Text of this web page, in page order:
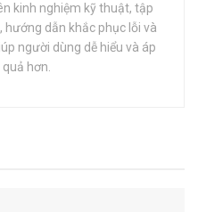
kinh nghiệm kỹ thuật, tập
dẫn khắc phục lỗi và
người dùng dễ hiểu và áp
hơn.